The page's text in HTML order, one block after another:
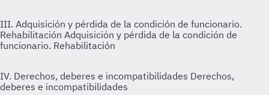
III. Adquisición y pérdida de la condición de funcionario.
Rehabilitación Adquisición y pérdida de la condición de
funcionario. Rehabilitación
IV. Derechos, deberes e incompatibilidades Derechos,
deberes e incompatibilidades